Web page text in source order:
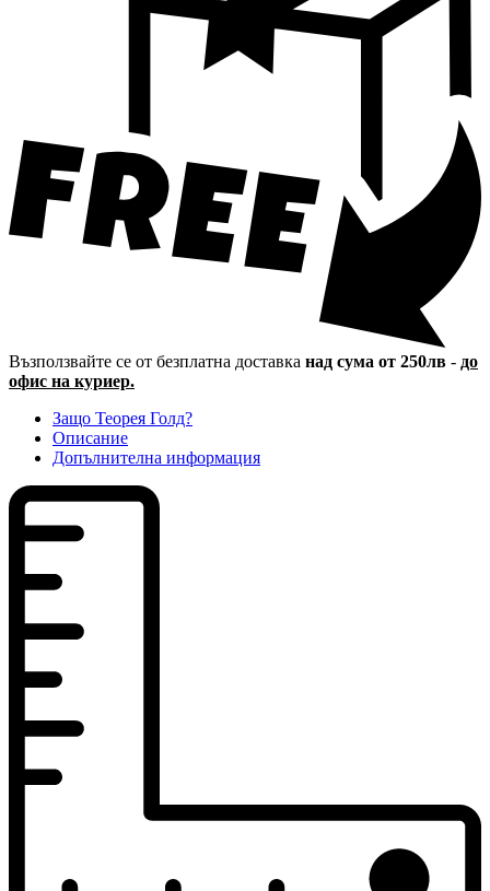
Възползвайте се от безплатна доставка над сума от 250лв - до
офис на куриер.
Защо Теорея Голд?
Описание
Допълнителна информация